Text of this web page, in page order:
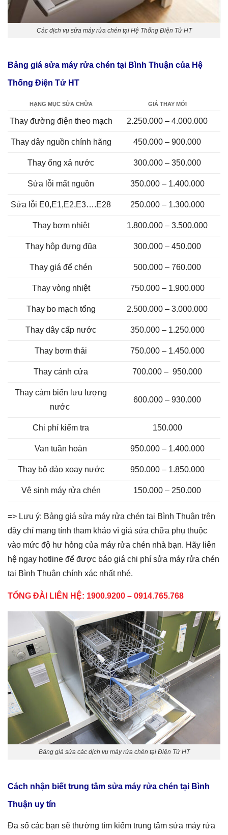
Các dịch vụ sửa máy rửa chén tại Hệ Thống Điện Tử HT
Bảng giá sửa máy rửa chén tại Bình Thuận của Hệ
Thống Điện Tử HT
HẠNG MỤC SỬA CHỮA GIÁ THAY MỚI
Thay đường điện theo mạch 2.250.000 – 4.000.000
Thay dây nguồn chính hãng 450.000 – 900.000
Thay ống xả nước 300.000 – 350.000
Sửa lỗi mất nguồn 350.000 – 1.400.000
Sửa lỗi E0,E1,E2,E3….E28 250.000 – 1.300.000
Thay bơm nhiệt 1.800.000 – 3.500.000
Thay hộp đựng đũa 300.000 – 450.000
Thay giá để chén 500.000 – 760.000
Thay vòng nhiệt 750.000 – 1.900.000
Thay bo mạch tổng 2.500.000 – 3.000.000
Thay dây cấp nước 350.000 – 1.250.000
Thay bơm thải 750.000 – 1.450.000
Thay cánh cửa 700.000 – 950.000
Thay cảm biến lưu lượng
nước
600.000 – 930.000
Chi phí kiểm tra 150.000
Van tuần hoàn 950.000 – 1.400.000
Thay bộ đảo xoay nước 950.000 – 1.850.000
Vệ sinh máy rửa chén 150.000 – 250.000
=> Lưu ý: Bảng giá sửa máy rửa chén tại Bình Thuận trên
đây chỉ mang tính tham khảo vì giá sửa chữa phụ thuộc
vào mức độ hư hỏng của máy rửa chén nhà bạn. Hãy liên
hệ ngay hotline để được báo giá chi phí sửa máy rửa chén
tại Bình Thuận chính xác nhất nhé.
TỔNG ĐÀI LIÊN HỆ: 1900.9200 – 0914.765.768
Bảng giá sửa các dịch vụ máy rửa chén tại Điện Tử HT
Cách nhận biết trung tâm sửa máy rửa chén tại Bình
Thuận uy tín
Đa số các bạn sẽ thường tìm kiếm trung tâm sửa máy rửa